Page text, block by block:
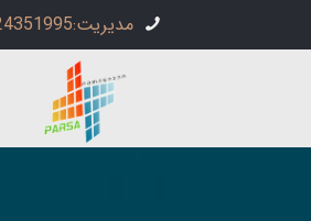
مدیریت:09124351995